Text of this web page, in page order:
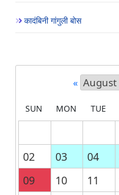
कादंबिनी गांगुली बोस
«
SUN MON TUE
02
03 04
09
10 11